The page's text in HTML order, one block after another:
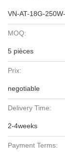
VN-AT-18G-
MOQ:
5 pièces
Prix:
negotiable
Delivery Time:
2-4weeks
Payment Terms: